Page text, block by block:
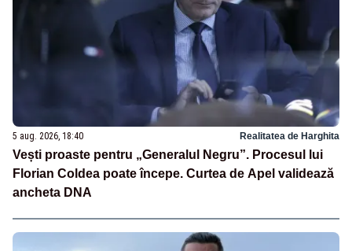
5 aug. 2026, 18:40 Realitatea de Harghita
Vești proaste pentru „Generalul Negru”. Procesul lui
Florian Coldea poate începe. Curtea de Apel validează
ancheta DNA